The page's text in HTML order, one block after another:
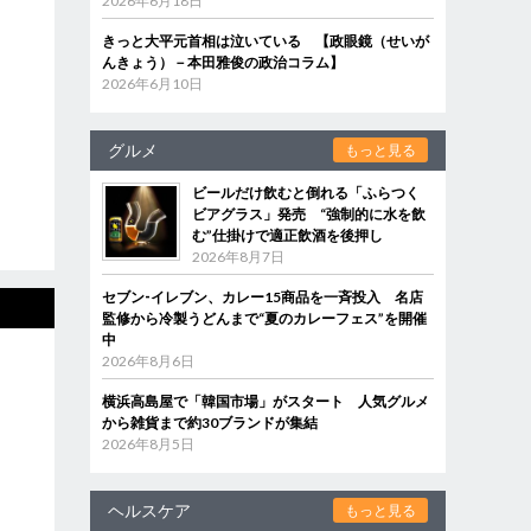
きっと大平元首相は泣いている 【政眼鏡（せいが
んきょう）－本田雅俊の政治コラム】
2026年6月10日
グルメ もっと見る
ビールだけ飲むと倒れる「ふらつく
ビアグラス」発売 “強制的に水を飲
む”仕掛けで適正飲酒を後押し
2026年8月7日
セブン‐イレブン、カレー15商品を一斉投入 名店
監修から冷製うどんまで“夏のカレーフェス”を開催
中
2026年8月6日
横浜高島屋で「韓国市場」がスタート 人気グルメ
から雑貨まで約30ブランドが集結
2026年8月5日
ヘルスケア もっと見る